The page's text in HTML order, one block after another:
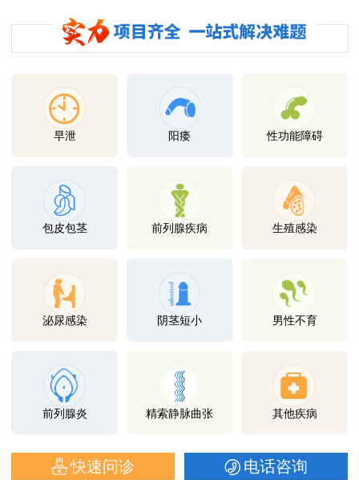
早泄 阳痿 性功能障碍
包皮包茎 前列腺疾病 生殖感染
泌尿感染 阴茎短小 男性不育
前列腺炎 精索静脉曲张 其他疾病
快速问诊 电话咨询